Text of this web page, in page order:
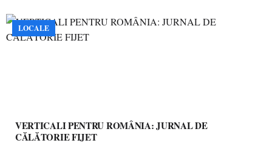
LOCALE
VERTICALI PENTRU ROMÂNIA: JURNAL DE
CĂLĂTORIE FIJET